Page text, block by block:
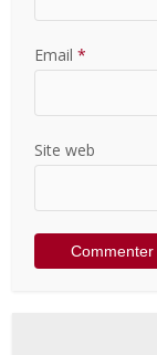
Email *
Site web